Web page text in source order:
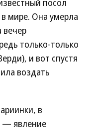
посол
мире. Она умерла
вечер
только-только
и вот спустя
воздать
в
— явление